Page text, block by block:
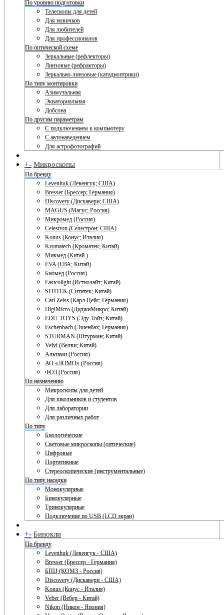
По уровню подготовки
Телескопы для детей
Для новичков
Для любителей
Для профессионалов
По оптической схеме
Зеркальные (рефлекторы)
Линзовые (рефракторы)
Зеркально-линзовые (катадиоптрики)
По типу монтировки
Азимутальная
Экваториальная
Добсона
По другим параметрам
С подключением к компьютеру
С автонаведением
Для астрофотографий
+- Микроскопы
По бренду
Levenhuk (Левенгук; США)
Bresser (Брессер; Германия)
Discovery (Дискавери; США)
MAGUS (Магус; Россия)
Микромед (Россия)
Celestron (Селестрон; США)
Konus (Конус; Италия)
Kromatech (Кроматек; Китай)
Микмед (Китай.)
EVA (ЕВА; Китай)
Биомед (Россия)
Eastcolight (Истколайт; Китай)
SITITEK (Сититек; Китай)
Carl Zeiss (Карл Цейс; Германия)
DigiMicro (ДиджиМикро; Китай)
EDU-TOYS (Эду-Тойз; Китай)
Eschenbach (Эшенбах; Германия)
STURMAN (Штурман; Китай)
Velvi (Велви; Китай)
Альтами (Россия)
АО «ЛОМО» (Россия)
ФОЗ (Россия)
По назначению
Микроскопы для детей
Для школьников и студентов
Для лаборатории
Для различных работ
По типу
Биологические
Световые микроскопы (оптические)
Цифровые
Портативные
Стереоскопические (инструментальные)
По типу насадки
Монокулярные
Бинокулярные
Тринокулярные
Подключение по USB (LCD экран)
+- Бинокли
По бренду
Levenhuk (Левенгук - США)
Bresser (Брессер - Германия)
БПЦ (КОМЗ - Россия)
Discovery (Дискавери - США)
Konus (Конус - Италия)
Veber (Вебер - Китай)
Nikon (Никон - Япония)